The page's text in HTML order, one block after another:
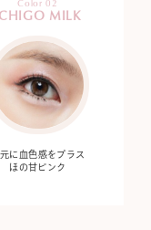
Color 02
MILK
元に血色感をプラス
ほの甘ピンク